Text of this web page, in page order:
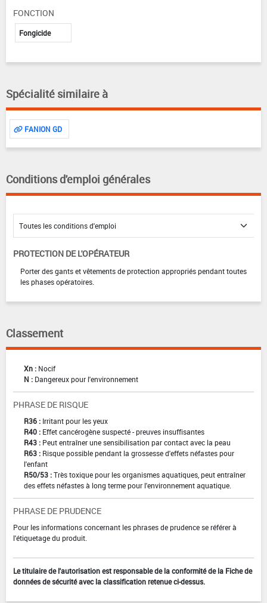
FONCTION
Fongicide
Spécialité similaire à
FANION GD
Conditions d'emploi générales
PROTECTION DE L'OPÉRATEUR
Porter des gants et vêtements de protection appropriés pendant toutes
les phases opératoires.
Classement
Xn : Nocif
N : Dangereux pour l'environnement
PHRASE DE RISQUE
R36 : Irritant pour les yeux
R40 : Effet cancérogène suspecté - preuves insuffisantes
R43 : Peut entraîner une sensibilisation par contact avec la peau
R63 : Risque possible pendant la grossesse d'effets néfastes pour
l'enfant
R50/53 :Très toxique pour les organismes aquatiques, peut entraîner
des effets néfastes à long terme pour l'environnement aquatique.
PHRASE DE PRUDENCE
Pour les informations concernant les phrases de prudence se référer à
l'étiquetage du produit.
Le titulaire de l'autorisation est responsable de la conformité de la Fiche de
données de sécurité avec la classification retenue ci-dessus.